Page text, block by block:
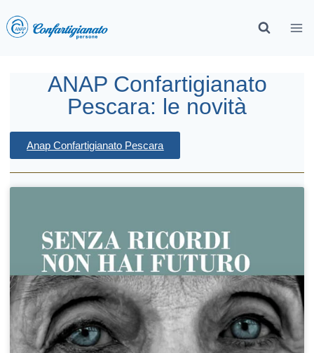
ANAP Confartigianato
Pescara: le novità
Anap Confartigianato Pescara